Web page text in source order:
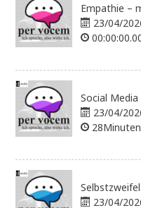
Empathie –
23/04/
Social
23/04/
28Minuten
23/04/